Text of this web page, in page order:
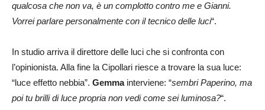
qualcosa che non va, è un complotto contro me e Gianni.
Vorrei parlare personalmente con il tecnico delle luci“.
In studio arriva il direttore delle luci che si confronta con
l’opinionista. Alla fine la Cipollari riesce a trovare la sua luce:
“luce effetto nebbia”. Gemmainterviene: “sembri Paperino, ma
poi tu brilli di luce propria non vedi come sei luminosa?“.